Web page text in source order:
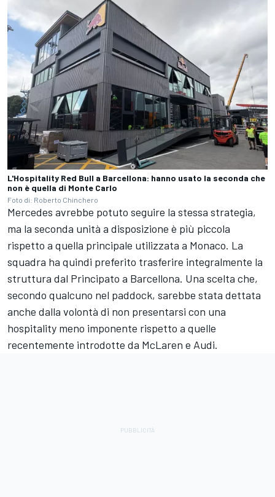
L'Hospitality Red Bull a Barcellona: hanno usato la seconda che
non è quella di Monte Carlo
Foto di: Roberto Chinchero
Mercedes avrebbe potuto seguire la stessa strategia,
ma la seconda unità a disposizione è più piccola
rispetto a quella principale utilizzata a Monaco. La
squadra ha quindi preferito trasferire integralmente la
struttura dal Principato a Barcellona. Una scelta che,
secondo qualcuno nel paddock, sarebbe stata dettata
anche dalla volontà di non presentarsi con una
hospitality meno imponente rispetto a quelle
recentemente introdotte da McLaren e Audi.